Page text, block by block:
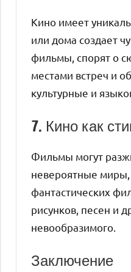
Кино имеет
или дома создает
фильмы, спорят о
местами встреч и
культурные и
7. Кино как
Фильмы могут
невероятные
фантастических
рисунков, песен и
невообразимого.
Заключение